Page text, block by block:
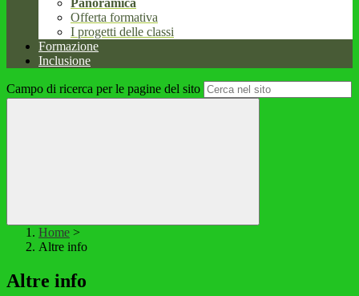
Panoramica
Offerta formativa
I progetti delle classi
Formazione
Inclusione
Campo di ricerca per le pagine del sito
Home >
Altre info
Altre info